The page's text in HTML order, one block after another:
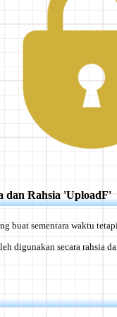
dan Rahsia 'UploadF'
buat sementara waktu
digunakan secara rahsia